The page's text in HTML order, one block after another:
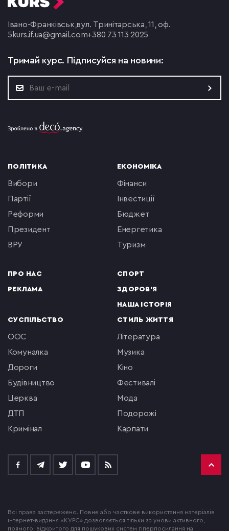
Івано-Франківськ,вул. Тринітарська, 11, оф.
5 kurs.if.ua@gmail.com+380 73 113 2025
Тримай курс. Підписуйся на новини:
ПОЛІТИКА
вибори
партії
реформи
президент
ВРУ
ПРО НАС
РЕКЛАМА
ЕКОНОМІКА
фінанси
інвестиції
бюджет
енергетика
туризм
СПОРТ
ЗДОРОВ'Я
НАША ІСТОРІЯ
СУСПІЛЬСТВО
ООС
комуналка
Дороги
будівництво
церква
ДТП
кримінал
СТИЛЬ ЖИТТЯ
література
музика
кіно
фестивалі
мода
подорожі
Карпати
Всі права застережено. Повне або часткове використання матеріалів
інтернет-видання «КУРС» дозволяється тільки за умови активного,
прямого, відкритого для пошукових систем гіперпосилання на